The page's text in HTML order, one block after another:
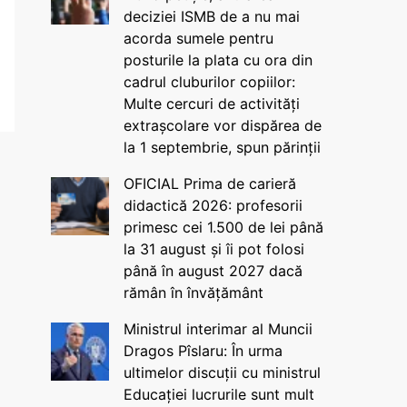
deciziei ISMB de a nu mai
acorda sumele pentru
posturile la plata cu ora din
cadrul cluburilor copiilor:
Multe cercuri de activități
extrașcolare vor dispărea de
la 1 septembrie, spun părinții
OFICIAL Prima de carieră
didactică 2026: profesorii
primesc cei 1.500 de lei până
la 31 august și îi pot folosi
până în august 2027 dacă
rămân în învățământ
Ministrul interimar al Muncii
Dragos Pîslaru: În urma
ultimelor discuții cu ministrul
Educației lucrurile sunt mult